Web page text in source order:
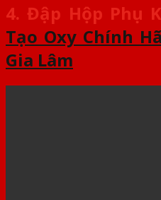
4. Đập Hộp Phụ
Tạo Oxy Chính
Gia Lâm